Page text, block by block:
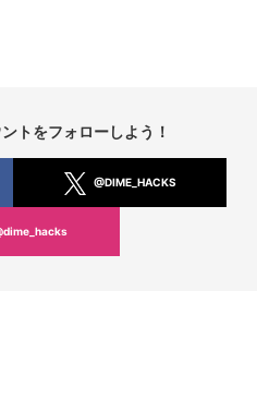
トをフォローしよう！
@DIME_HACKS